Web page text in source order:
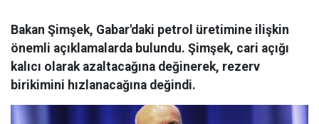
Bakan Şimşek, Gabar'daki petrol üretimine ilişkin
önemli açıklamalarda bulundu. Şimşek, cari açığı
kalıcı olarak azaltacağına değinerek, rezerv
birikimini hızlanacağına değindi.